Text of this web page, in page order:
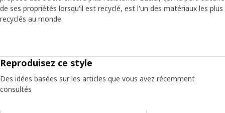
de ses propriétés lorsqu'il est recyclé, est l'un des matériaux les plus
recyclés au monde.
Reproduisez ce style
Des idées basées sur les articles que vous avez récemment
consultés